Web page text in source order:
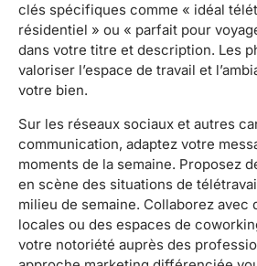
clés spécifiques comme « idéal
résidentiel » ou « parfait pour
dans votre titre et description. Les
valoriser l’espace de travail et
votre bien.
Sur les réseaux sociaux et autres
communication, adaptez votre
moments de la semaine. Proposez
en scène des situations de
milieu de semaine. Collaborez avec
locales ou des espaces de
votre notoriété auprès des